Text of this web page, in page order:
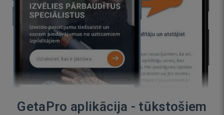
GetaPro aplikācija - tūkstošiem